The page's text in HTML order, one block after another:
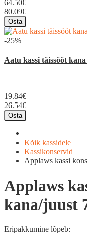
64.50€
80.09€
Osta
-25%
Aatu kassi täissööt
19.84€
26.54€
Osta
Kõik kassidele
Kassikonservid
Applaws kassi
Applaws
kana/juust
Eripakkumine lõpeb: